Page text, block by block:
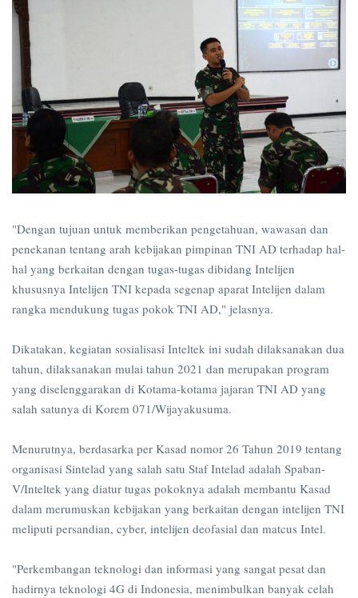
"Dengan tujuan untuk memberikan pengetahuan, wawasan dan
penekanan tentang arah kebijakan pimpinan TNI AD terhadap hal-
hal yang berkaitan dengan tugas-tugas dibidang Intelijen
khususnya Intelijen TNI kepada segenap aparat Intelijen dalam
rangka mendukung tugas pokok TNI AD," jelasnya.
Dikatakan, kegiatan sosialisasi Inteltek ini sudah dilaksanakan dua
tahun, dilaksanakan mulai tahun 2021 dan merupakan program
yang diselenggarakan di Kotama-kotama jajaran TNI AD yang
salah satunya di Korem 071/Wijayakusuma.
Menurutnya, berdasarka per Kasad nomor 26 Tahun 2019 tentang
organisasi Sintelad yang salah satu Staf Intelad adalah Spaban-
V/Inteltek yang diatur tugas pokoknya adalah membantu Kasad
dalam merumuskan kebijakan yang berkaitan dengan intelijen TNI
meliputi persandian, cyber, intelijen deofasial dan matcus Intel.
"Perkembangan teknologi dan informasi yang sangat pesat dan
hadirnya teknologi 4G di Indonesia, menimbulkan banyak celah